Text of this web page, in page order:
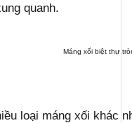
quanh.
Máng xối biệt thự
loại máng xối khác